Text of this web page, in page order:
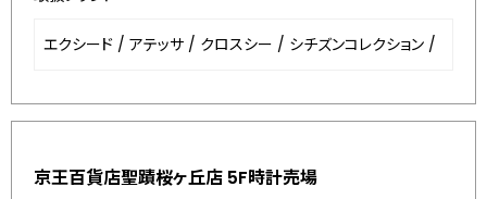
エクシード / アテッサ / クロスシー / シチズンコレクション /
京王百貨店聖蹟桜ヶ丘店 5F時計売場